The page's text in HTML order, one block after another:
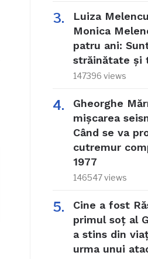
Luiza
Monica
patru ani:
străinătate și
147396 views
Gheorghe
mișcarea
Când se va
cutremur
1977
146547 views
Cine a fost
primul soț al
a stins din
urma unui